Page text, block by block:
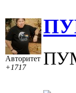
Авторитет
+1717